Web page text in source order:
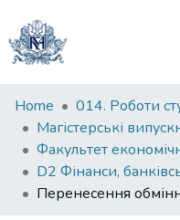
Communities
&
Collections
All of DSpace
Home
014. Роботи